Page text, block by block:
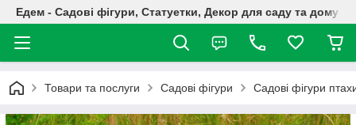
Едем - Садові фігури, Статуетки, Декор для саду та дому
Товари та послуги Садові фігури Садові фігури